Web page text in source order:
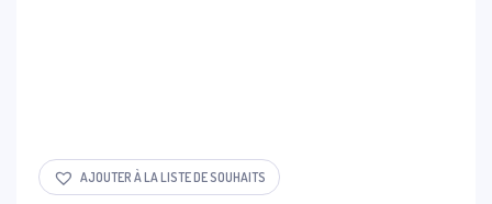
AJOUTER À LA LISTE DE SOUHAITS